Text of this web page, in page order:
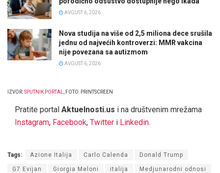
AVGUST 6, 2026
Nova studija na više od 2,5 miliona dece srušila
jednu od najvećih kontroverzi: MMR vakcina
nije povezana sa autizmom
AVGUST 6, 2026
IZVOR:SPUTNIK PORTAL , FOTO: PRINTSCREEN
Pratite portal Aktuelnosti.us i na društvenim mrežama
Instagram, Facebook, Twitter i Linkedin.
Tags: Azione Italija Carlo Calenda Donald Trump
G7 Evijan Giorgia Meloni italija Medjunarodni odnosi